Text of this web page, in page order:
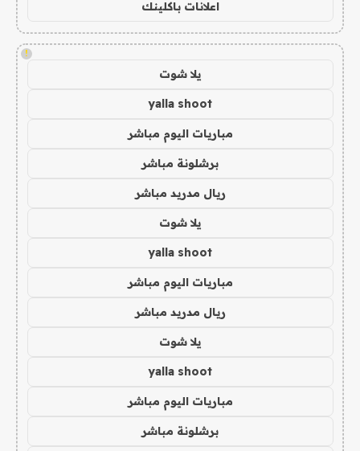
اعلانات باكلينك
!
يلا شوت
yalla shoot
مباريات اليوم مباشر
برشلونة مباشر
ريال مدريد مباشر
يلا شوت
yalla shoot
مباريات اليوم مباشر
ريال مدريد مباشر
يلا شوت
yalla shoot
مباريات اليوم مباشر
برشلونة مباشر